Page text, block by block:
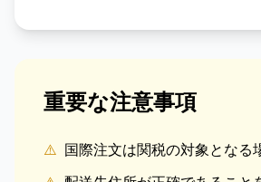
重要な注意事項
⚠️ 国際注文は関税の対象となる